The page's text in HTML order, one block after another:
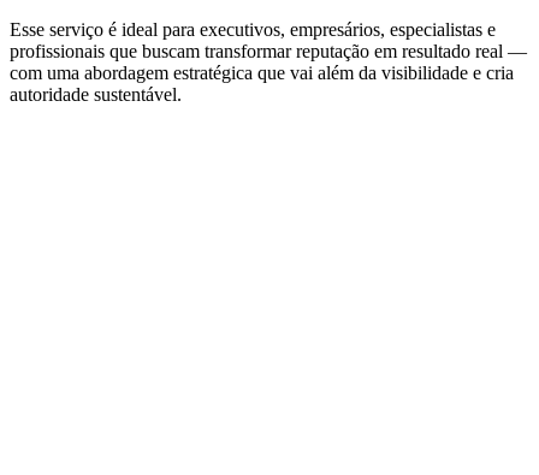
Esse serviço é ideal para executivos, empresários, especialistas e
profissionais que buscam transformar reputação em resultado real —
com uma abordagem estratégica que vai além da visibilidade e cria
autoridade sustentável.